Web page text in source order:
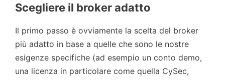
Scegliere il broker adatto
Il primo passo è ovviamente la scelta del broker
più adatto in base a quelle che sono le nostre
esigenze specifiche (ad esempio un conto demo,
una licenza in particolare come quella CySec,